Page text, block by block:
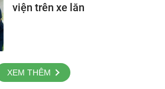
viện trên xe lăn
XEM THÊM